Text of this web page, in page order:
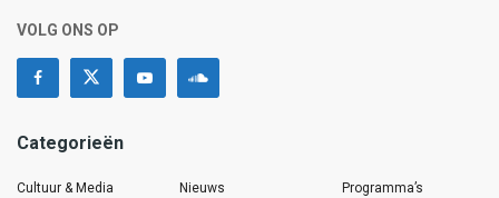
VOLG ONS OP
Categorieën
Cultuur & Media
Nieuws
Programma’s